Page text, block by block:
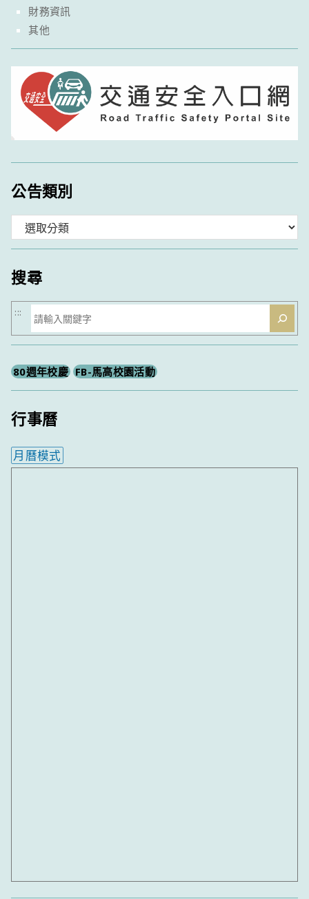
財務資訊
其他
公告類別
類
搜尋
搜
尋
:::
80週年校慶 FB-馬高校園活動
行事曆
月曆模式